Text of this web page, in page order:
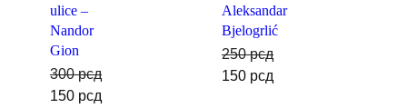
ulice –
Nandor
Gion
300рсд
150 рсд
Aleksandar
Bjelogrlić
250рсд
150 рсд